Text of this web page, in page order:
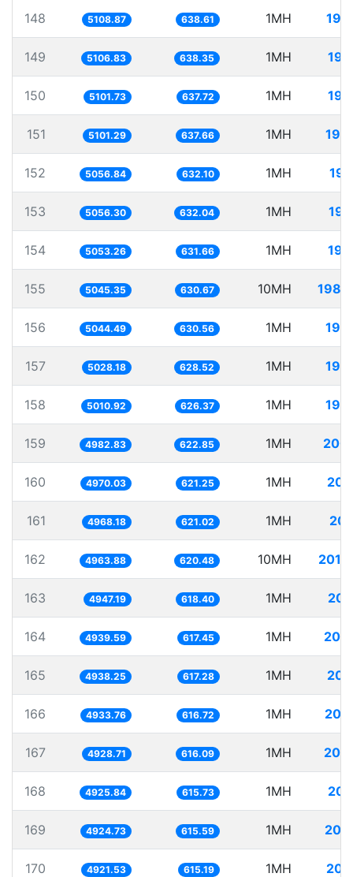
148 5108.87 638.61 1MH
149 5106.83 638.35 1MH
150 5101.73 637.72 1MH
151 5101.29 637.66 1MH
152 5056.84 632.10 1MH
153 5056.30 632.04 1MH
154 5053.26 631.66 1MH
155 5045.35 630.67 10MH
156 5044.49 630.56 1MH
157 5028.18 628.52 1MH
158 5010.92 626.37 1MH
159 4982.83 622.85 1MH
160 4970.03 621.25 1MH
161 4968.18 621.02 1MH
162 4963.88 620.48 10MH
163 4947.19 618.40 1MH
164 4939.59 617.45 1MH
165 4938.25 617.28 1MH
166 4933.76 616.72 1MH
167 4928.71 616.09 1MH
168 4925.84 615.73 1MH
169 4924.73 615.59 1MH
170 4921.53 615.19 1MH